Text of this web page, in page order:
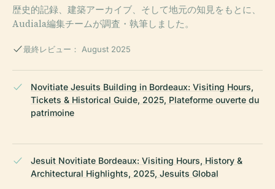
歴史的記録、建築アーカイブ、そして地元の知見をもとに、
Audiala編集チームが調査・執筆しました。
最終レビュー： August 2025
Novitiate Jesuits Building in Bordeaux: Visiting Hours,
Tickets & Historical Guide, 2025, Plateforme ouverte du
patrimoine
Jesuit Novitiate Bordeaux: Visiting Hours, History &
Architectural Highlights, 2025, Jesuits Global